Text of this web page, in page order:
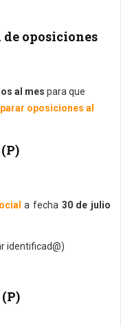
de oposiciones
al mes para que
oposiciones al
a fecha 30 de julio
identificad@)